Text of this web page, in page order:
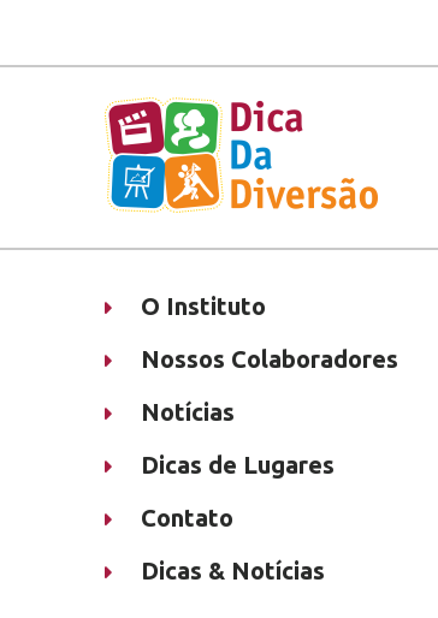
O Instituto
Nossos Colaboradores
Notícias
Dicas de Lugares
Contato
Dicas & Notícias